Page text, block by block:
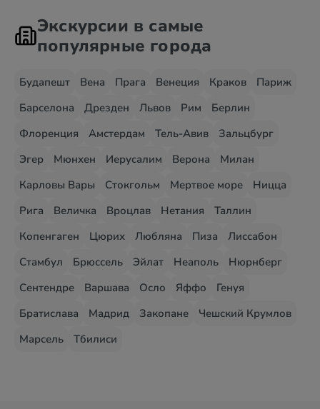
Экскурсии в самые
популярные города
Будапешт Вена Прага Венеция Краков
Париж
Барселона
Дрезден Львов Рим
Берлин
Флоренция
Амстердам Тель-Авив
Зальцбург
Эгер
Мюнхен Иерусалим Верона
Милан
Карловы Вары
Стокгольм Мертвое море
Ницца
Рига
Величка Вроцлав Нетания
Таллин
Копенгаген
Цюрих Любляна Пиза
Лиссабон
Стамбул
Брюссель Эйлат Неаполь
Нюрнберг
Сентендре
Варшава Осло Яффо
Генуя
Братислава
Мадрид Закопане
Чешский Крумлов
Марсель
Тбилиси